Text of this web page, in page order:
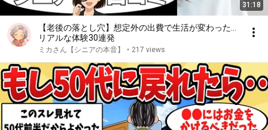
31:18
【老後の落とし穴】想定外の出費で生活が変わった…
リアルな体験30連発
ミカさん【シニアの本音】 • 217 views